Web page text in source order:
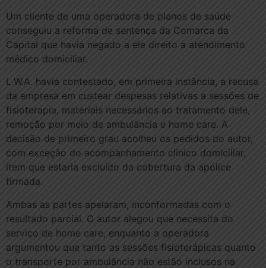
Um cliente de uma operadora de planos de saúde
conseguiu a reforma de sentença da Comarca da
Capital que havia negado a ele direito a atendimento
médico domiciliar.
L.W.A. havia contestado, em primeira instância, a recusa
da empresa em custear despesas relativas a sessões de
fisioterapia, materiais necessários ao tratamento dele,
remoção por meio de ambulância e home care. A
decisão de primeiro grau acolheu os pedidos do autor,
com exceção do acompanhamento clínico domiciliar,
item que estaria excluído da cobertura da apólice
firmada.
Ambas as partes apelaram, inconformadas com o
resultado parcial. O autor alegou que necessita do
serviço de home care, enquanto a operadora
argumentou que tanto as sessões fisioterápicas quanto
o transporte por ambulância não estão inclusos na